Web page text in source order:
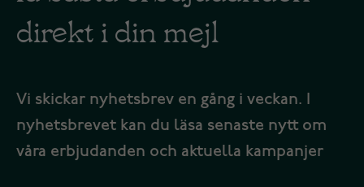
direkt i din mejl
Vi skickar nyhetsbrev en gång i veckan. I
nyhetsbrevet kan du läsa senaste nytt om
våra erbjudanden och aktuella kampanjer